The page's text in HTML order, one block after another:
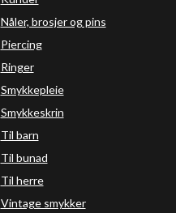
Nåler, brosjer og pins
Piercing
Ringer
Smykkepleie
Smykkeskrin
Til barn
Til bunad
Til herre
Vintage smykker